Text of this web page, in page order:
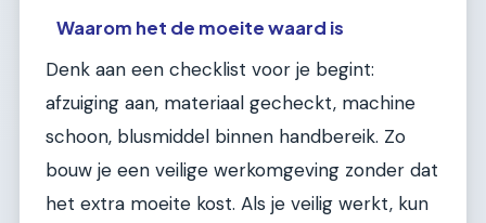
Waarom het de moeite waard is
Denk aan een checklist voor je begint:
afzuiging aan, materiaal gecheckt, machine
schoon, blusmiddel binnen handbereik. Zo
bouw je een veilige werkomgeving zonder dat
het extra moeite kost. Als je veilig werkt, kun